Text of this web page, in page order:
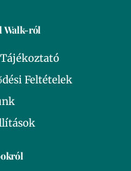
Walk-ról
Feltételek